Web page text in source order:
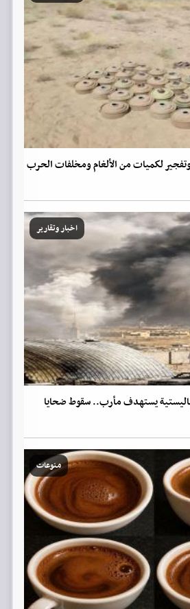
لكميات من الألغام ومخلفات الحرب
اخبار وتقارير
يستهدف مأرب.. سقوط ضحايا
منوعات